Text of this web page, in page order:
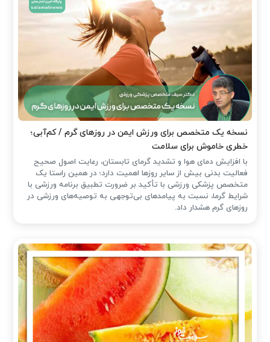
نسخه یک متخصص برای ورزش ایمن در روزهای گرم / کم‌آبی؛
خطری خاموش برای سلامت
با افزایش دمای هوا و تشدید گرمای تابستان، رعایت اصول صحیح
فعالیت بدنی بیش از سایر روزها اهمیت دارد؛ در همین راستا یک
متخصص پزشکی ورزشی با تأکید بر ضرورت تطبیق برنامه ورزشی با
شرایط گرما، نسبت به پیامدهای بی‌توجهی به توصیه‌های ورزشی در
روزهای گرم هشدار داد.